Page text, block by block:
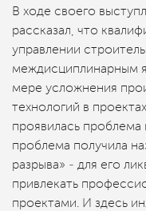
В ходе своего
рассказал, что
управлении
междисциплинарным
мере усложнения
технологий в
проявилась проблема
проблема получила
разрыва» ‒ для его
привлекать
проектами. И здесь